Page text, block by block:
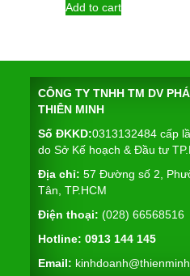
Add to cart
CÔNG TY TNHH TM DV
THIÊN MINH
Số ĐKKD:0313132484 cấp
do Sở Kế hoạch & Đầu tư
Địa chỉ: 57 Đường số 2,
Tân, TP.HCM
Điện thoại: (028) 66568516
Hotline: 0913 144 145
Email: